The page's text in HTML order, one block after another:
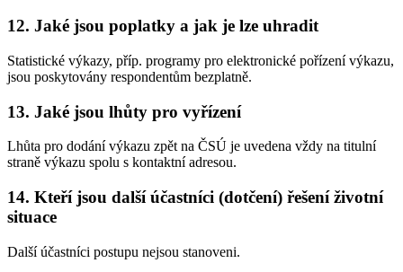
12. Jaké jsou poplatky a jak je lze uhradit
Statistické výkazy, příp. programy pro elektronické pořízení výkazu,
jsou poskytovány respondentům bezplatně.
13. Jaké jsou lhůty pro vyřízení
Lhůta pro dodání výkazu zpět na ČSÚ je uvedena vždy na titulní
straně výkazu spolu s kontaktní adresou.
14. Kteří jsou další účastníci (dotčení) řešení životní
situace
Další účastníci postupu nejsou stanoveni.